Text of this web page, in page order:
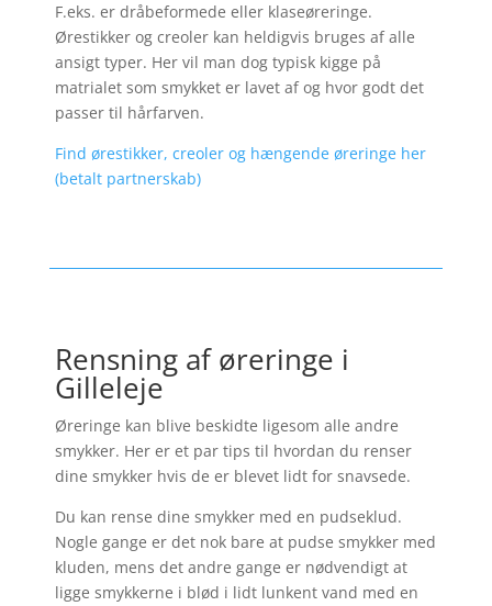
F.eks. er dråbeformede eller klaseøreringe.
Ørestikker og creoler kan heldigvis bruges af alle
ansigt typer. Her vil man dog typisk kigge på
matrialet som smykket er lavet af og hvor godt det
passer til hårfarven.
Find ørestikker, creoler og hængende øreringe her
(betalt partnerskab)
Rensning af øreringe i
Gilleleje
Øreringe kan blive beskidte ligesom alle andre
smykker. Her er et par tips til hvordan du renser
dine smykker hvis de er blevet lidt for snavsede.
Du kan rense dine smykker med en pudseklud.
Nogle gange er det nok bare at pudse smykker med
kluden, mens det andre gange er nødvendigt at
ligge smykkerne i blød i lidt lunkent vand med en